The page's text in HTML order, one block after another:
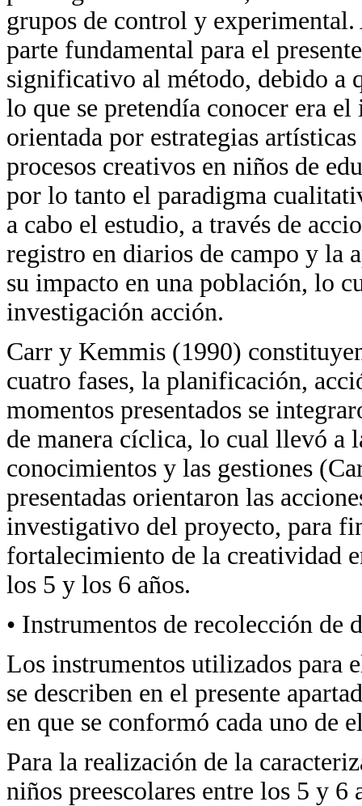
grupos de control y
parte fundamental para el
significativo al método, debido a
lo que se pretendía conocer era
orientada por estrategias
procesos creativos en niños de
por lo tanto el paradigma
a cabo el estudio, a través de
registro en diarios de campo y la
su impacto en una población, lo
investigación acción.
Carr y Kemmis (1990)
cuatro fases, la planificación,
momentos presentados se
de manera cíclica, lo cual llevó
conocimientos y las gestiones
presentadas orientaron las
investigativo del proyecto, para
fortalecimiento de la creatividad
los 5 y los 6 años.
• Instrumentos de recolección de
Los instrumentos utilizados para
se describen en el presente
en que se conformó cada uno de
Para la realización de la
niños preescolares entre los 5 y